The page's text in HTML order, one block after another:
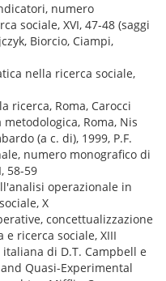
numero
sociale, XVI, 47-48 (saggi
Biorcio, Ciampi,
nella ricerca sociale,
ricerca, Roma, Carocci
Roma, Nis
(a c. di), 1999, P.F.
numero monografico di
58-59
operazionale in
X
concettualizzazione
e ricerca sociale, XIII
di D.T. Campbell e
Quasi-Experimental